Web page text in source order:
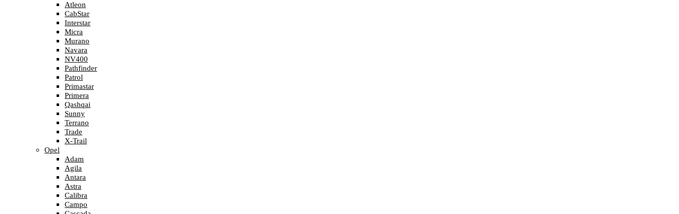
Atleon
CabStar
Interstar
Micra
Murano
Navara
NV400
Pathfinder
Patrol
Primastar
Primera
Qashqai
Sunny
Terrano
Trade
X-Trail
Opel
Adam
Agila
Antara
Astra
Calibra
Campo